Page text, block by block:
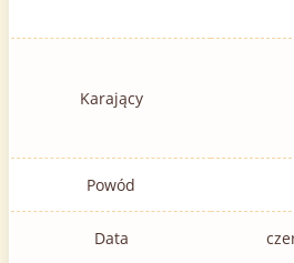
Karający
Powód
Data